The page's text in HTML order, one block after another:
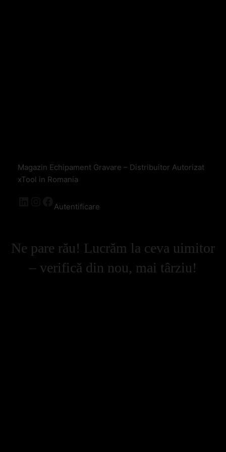
Magazin Echipament Gravare – Distribuitor Autorizat
xTool in Romania
Autentificare
Ne pare rău! Lucrăm la ceva uimitor
– verifică din nou, mai târziu!